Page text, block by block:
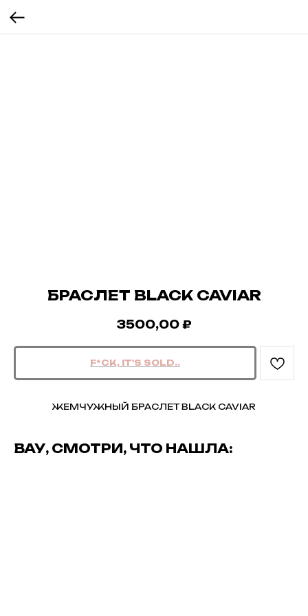
БРАСЛЕТ BLACK CAVIAR
3500,00 ₽
ЖЕМЧУЖНЫЙ БРАСЛЕТ BLACK CAVIAR
ВАУ, СМОТРИ, ЧТО НАШЛА: